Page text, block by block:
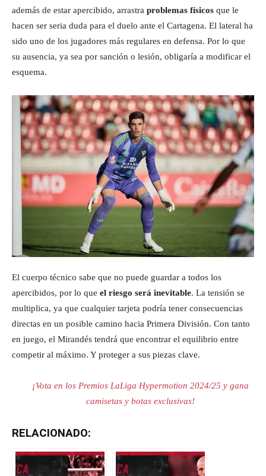
además de estar apercibido, arrastra problemas físicos que le
hacen ser seria duda para el duelo ante el Cartagena. El lateral ha
sido uno de los jugadores más regulares en defensa. Por lo que
su ausencia, ya sea por sanción o lesión, obligaría a modificar el
esquema.
El cuerpo técnico sabe que no puede guardar a todos los
apercibidos, por lo que el riesgo será inevitable. La tensión se
multiplica, ya que cualquier tarjeta podría tener consecuencias
directas en un posible camino hacia Primera División. Con tanto
en juego, el Mirandés tendrá que encontrar el equilibrio entre
competir al máximo. Y proteger a sus piezas clave.
¡Vota en los Premios LaLiga Hypermotion 2024/25 y gana
camisetas y botas exclusivas!
RELACIONADO: